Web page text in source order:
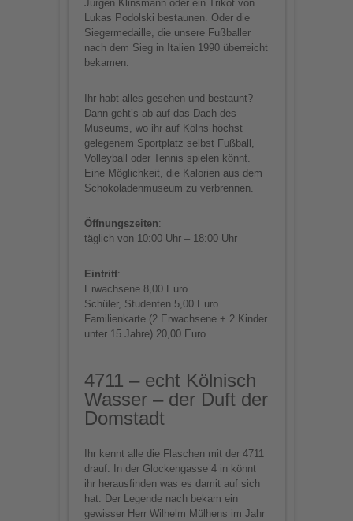
Jürgen Klinsmann oder ein Trikot von
Lukas Podolski bestaunen. Oder die
Siegermedaille, die unsere Fußballer
nach dem Sieg in Italien 1990 überreicht
bekamen.
Ihr habt alles gesehen und bestaunt?
Dann geht’s ab auf das Dach des
Museums, wo ihr auf Kölns höchst
gelegenem Sportplatz selbst Fußball,
Volleyball oder Tennis spielen könnt.
Eine Möglichkeit, die Kalorien aus dem
Schokoladenmuseum zu verbrennen.
Öffnungszeiten:
täglich von 10:00 Uhr – 18:00 Uhr
Eintritt:
Erwachsene 8,00 Euro
Schüler, Studenten 5,00 Euro
Familienkarte (2 Erwachsene + 2 Kinder
unter 15 Jahre) 20,00 Euro
4711 – echt Kölnisch
Wasser – der Duft der
Domstadt
Ihr kennt alle die Flaschen mit der 4711
drauf. In der Glockengasse 4 in könnt
ihr herausfinden was es damit auf sich
hat. Der Legende nach bekam ein
gewisser Herr Wilhelm Mülhens im Jahr